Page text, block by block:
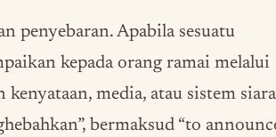
penyebaran. Apabila sesuatu
kepada orang ramai melalui
kenyataan, media, atau sistem
bermaksud “to